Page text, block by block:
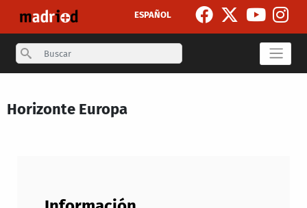
ESPAÑOL
Search
Horizonte Europa